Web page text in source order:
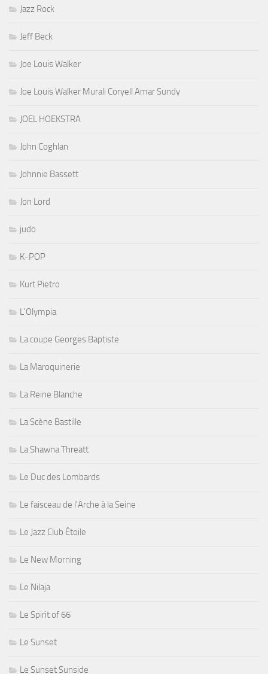
Jazz Rock
Jeff Beck
Joe Louis Walker
Joe Louis Walker Murali Coryell Amar Sundy
JOEL HOEKSTRA
John Coghlan
Johnnie Bassett
Jon Lord
judo
K-POP
Kurt Pietro
L'Olympia
La coupe Georges Baptiste
La Maroquinerie
La Reine Blanche
La Scène Bastille
La Shawna Threatt
Le Duc des Lombards
Le faisceau de l'Arche à la Seine
Le Jazz Club Étoile
Le New Morning
Le Nilaja
Le Spirit of 66
Le Sunset
Le Sunset Sunside